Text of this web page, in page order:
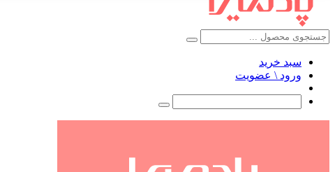
سبد خرید
ورود \ عضویت